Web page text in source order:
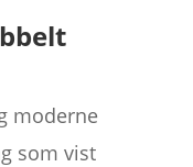
moderne
som vist